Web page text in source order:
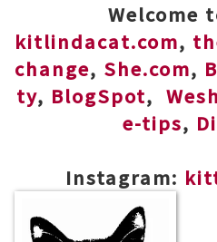
Welcome
kitlindacat.com,
change, She.com,
ty, BlogSpot,
e-tips,
Instagram: